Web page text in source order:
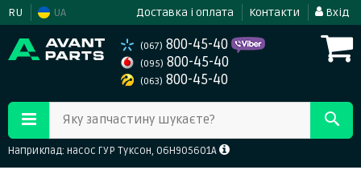
RU UA Доставка і оплата Контакти Вхід
(067) 800-45-40
(095) 800-45-40
(063) 800-45-40
Яку запчастину шукаєте?
Наприклад: насос ГУР Туксон, 06H905601A